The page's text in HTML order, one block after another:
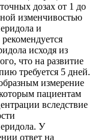
дозах от 1 до
изменчивостью
и
исходя из
что на развитие
требуется 5 дней.
измерение
пациентам
вследствие
У
ответ на